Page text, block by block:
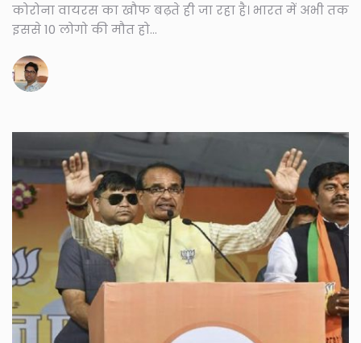
कोरोना वायरस का खौफ बढ़ते ही जा रहा है। भारत में अभी तक
इससे 10 लोगो की मौत हो...